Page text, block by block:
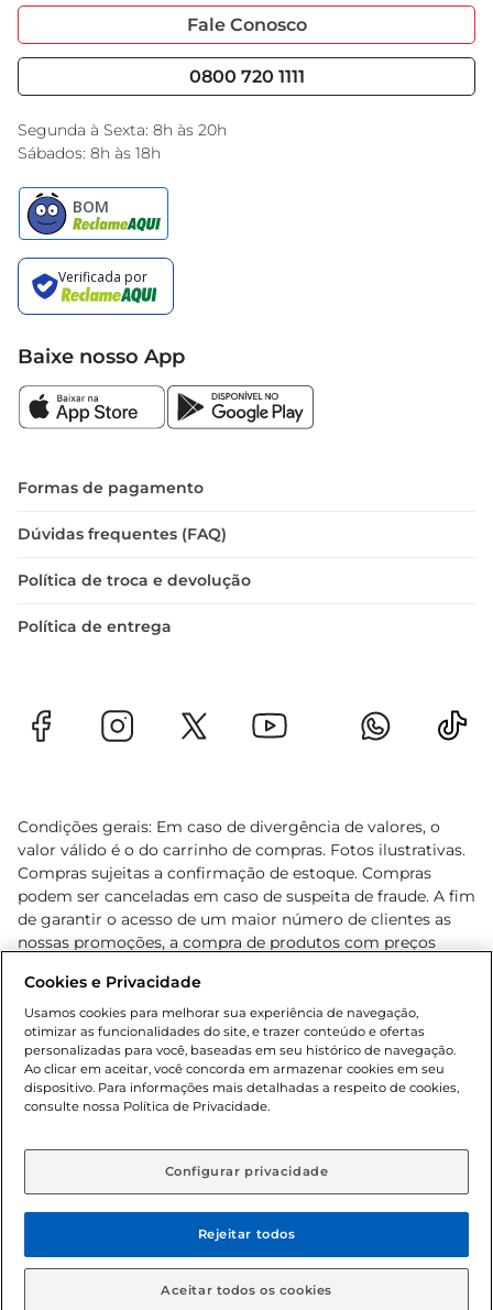
Portal do Fornecedo
Nossas Lojas
Serviços
Black Friday
Encarte do Dia
Fale Conosco
0800 720 1111
Segunda à Sexta: 8h às 20h
Sábados: 8h às 18h
Baixe nosso App
Formas de pagamento
Dúvidas frequentes (FAQ)
Política de troca e devolução
Política de entrega
Condições gerais: Em caso de divergência de valores, o
valor válido é o do carrinho de compras. Fotos ilustrativas.
Compras sujeitas a confirmação de estoque. Compras
podem ser canceladas em caso de suspeita de fraude. A fim
de garantir o acesso de um maior número de clientes as
nossas promoções, a compra de produtos com preços
cliente. Os preços, ofertas e condições são exclusivos para
o e-commerce e válidos durante o dia de hoje, podendo
sofrer alterações sem prévia notificação. Proibida a venda
de bebidas alcoólicas para menores de 18 anos, conforme
Lei n.º 8069/90, art. 81, inciso II (Estatuto da Criança e do
Adolescente). Preços e condições exclusivos para o
aviso prévio. O valor mínimo para as compras on-line é de
© 2026 Copyright. Todos os direitos
reservados Gbarbosa.
Cookies e Privacidade
Usamos cookies para melhorar sua experiência de navegação,
otimizar as funcionalidades do site, e trazer conteúdo e ofertas
personalizadas para você, baseadas em seu histórico de navegação.
Ao clicar em aceitar, você concorda em armazenar cookies em seu
dispositivo. Para informações mais detalhadas a respeito de cookies,
consulte nossa Política de Privacidade.
Configurar privacidade
Rejeitar todos
Aceitar todos os cookies